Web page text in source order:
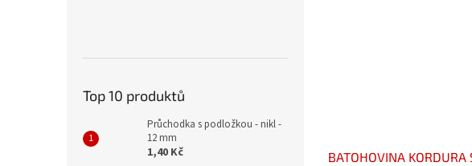
Top 10 produktů
Průchodka s podložkou - nikl -
12 mm
1,40 Kč
BATOHOVINA KORDURA